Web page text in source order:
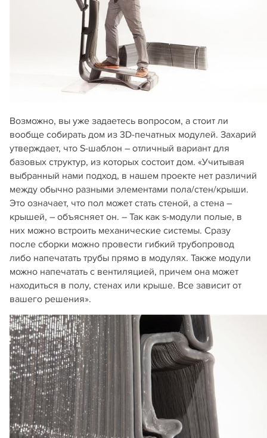
Возможно, вы уже задаетесь вопросом, а стоит ли
вообще собирать дом из 3D-печатных модулей. Захарий
утверждает, что S-шаблон – отличный вариант для
базовых структур, из которых состоит дом. «Учитывая
выбранный нами подход, в нашем проекте нет различий
между обычно разными элементами пола/стен/крыши.
Это означает, что пол может стать стеной, а стена –
крышей, – объясняет он. – Так как s-модули полые, в
них можно встроить механические системы. Сразу
после сборки можно провести гибкий трубопровод
либо напечатать трубы прямо в модулях. Также модули
можно напечатать с вентиляцией, причем она может
находиться в полу, стенах или крыше. Все зависит от
вашего решения».